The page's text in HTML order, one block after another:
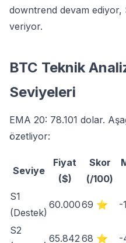
downtrend devam
veriyor.
BTC Teknik
Seviyeleri
EMA 20: 78.101 dolar.
özetliyor:
Seviye
Fiyat
($)
Skor
(/100)
S1
(Destek)
60.00069 ⭐ -
S2
65.842 68 ⭐ -